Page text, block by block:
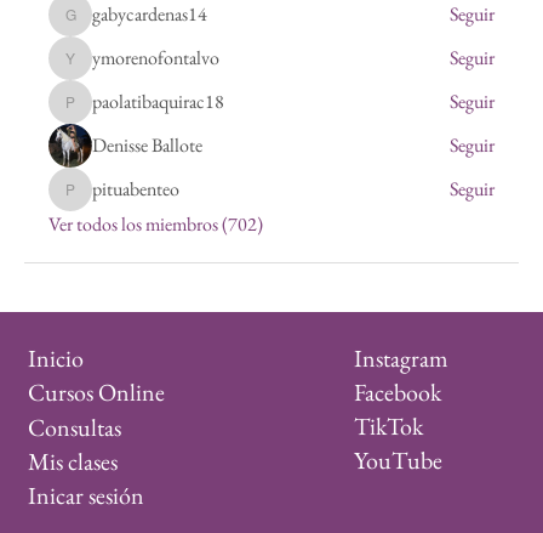
gabycardenas14
gabycardenas14 Seguir
ymorenofontalvo
ymorenofontalvo Seguir
paolatibaquirac18
paolatibaquirac18
Seguir
Denisse Ballote
Seguir
pituabenteo
pituabenteo
Seguir
Ver todos los miembros (702)
Inicio
Cursos Online
Consultas
Mis clases
Inicar sesión
Instagram
Facebook
TikTok
YouTube